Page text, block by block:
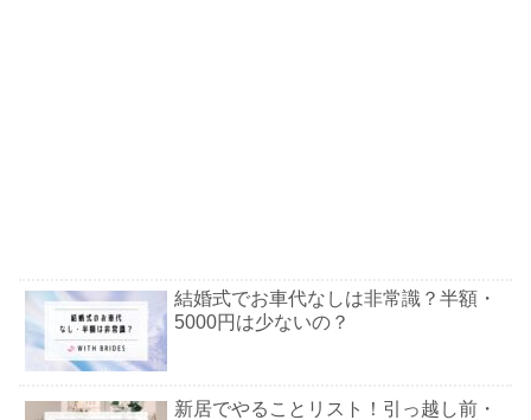
結婚式でお車代なしは非常識？半額・
5000円は少ないの？
新居でやることリスト！引っ越し前・